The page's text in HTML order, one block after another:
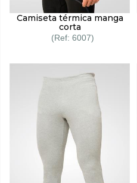
Camiseta térmica manga
corta
6007